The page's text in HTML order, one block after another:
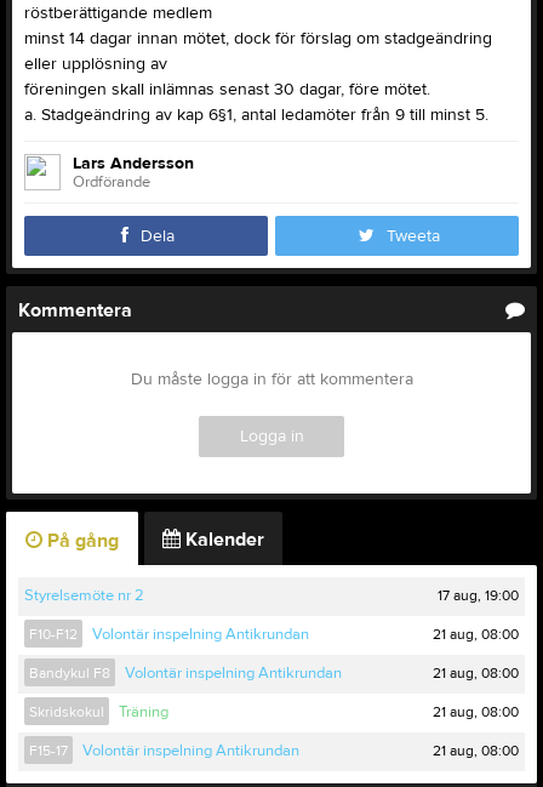
röstberättigande medlem
minst 14 dagar innan mötet, dock för förslag om stadgeändring
eller upplösning av
föreningen skall inlämnas senast 30 dagar, före mötet.
a. Stadgeändring av kap 6§1, antal ledamöter från 9 till minst 5.
Lars Andersson
Ordförande
Dela Tweeta
Kommentera
Du måste logga in för att kommentera
Logga in
På gång Kalender
Styrelsemöte nr 2 17 aug, 19:00
F10-F12 Volontär inspelning Antikrundan 21 aug, 08:00
Bandykul F8 Volontär inspelning Antikrundan 21 aug, 08:00
Skridskokul Träning 21 aug, 08:00
F15-17 Volontär inspelning Antikrundan 21 aug, 08:00